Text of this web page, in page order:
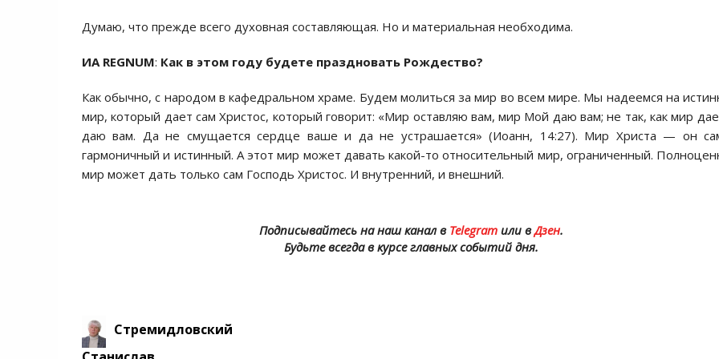
Думаю, что прежде всего духовная составляющая. Но и материальная необходима.
ИА REGNUM: Как в этом году будете праздновать Рождество?
Как обычно, с народом в кафедральном храме. Будем молиться за мир во всем мире. Мы надеемся на
мир, который дает сам Христос, который говорит: «Мир оставляю вам, мир Мой даю вам; не так, как мир
даю вам. Да не смущается сердце ваше и да не устрашается» (Иоанн, 14:27). Мир Христа — он
гармоничный и истинный. А этот мир может давать какой-то относительный мир, ограниченный.
мир может дать только сам Господь Христос. И внутренний, и внешний.
Подписывайтесь на наш канал в Telegramили вДзен.
Будьте всегда в курсе главных событий дня.
Стремидловский